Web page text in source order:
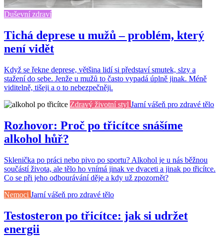
Duševní zdraví
Tichá deprese u mužů – problém, který
není vidět
Když se řekne deprese, většina lidí si představí smutek, slzy a
stažení do sebe. Jenže u mužů to často vypadá úplně jinak. Méně
viditelně, tišeji a o to nebezpečněji.
Zdravý životní styl Jarní vášeň pro zdravé tělo
Rozhovor: Proč po třicítce snášíme
alkohol hůř?
Sklenička po práci nebo pivo po sportu? Alkohol je u nás běžnou
součástí života, ale tělo ho vnímá jinak ve dvaceti a jinak po třicítce.
Co se při jeho odbourávání děje a kdy už zpozornět?
Nemoci Jarní vášeň pro zdravé tělo
Testosteron po třicítce: jak si udržet
energii